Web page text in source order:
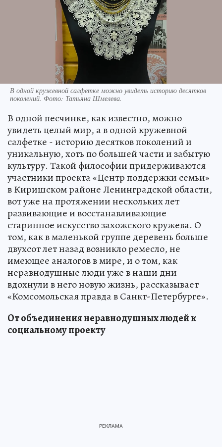
В одной кружевной салфетке можно увидеть историю десятков
поколений. Фото: Татьяна Шмелева.
В одной песчинке, как известно, можно
увидеть целый мир, а в одной кружевной
салфетке - историю десятков поколений и
уникальную, хоть по большей части и забытую
культуру. Такой философии придерживаются
участники проекта «Центр поддержки семьи»
в Киришском районе Ленинградской области,
вот уже на протяжении нескольких лет
развивающие и восстанавливающие
старинное искусство захожского кружева. О
том, как в маленькой группе деревень больше
двухсот лет назад возникло ремесло, не
имеющее аналогов в мире, и о том, как
неравнодушные люди уже в наши дни
вдохнули в него новую жизнь, рассказывает
«Комсомольская правда в Санкт-Петербурге».
От объединения неравнодушных людей к
социальному проекту